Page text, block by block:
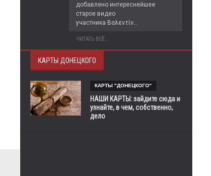
добавлено интереснейшее
старое видео
участника Βαλεντίν...
ЧИТАТЬ ВСЁ...
КАРТЫ ДОНЕЦКОГО
КАРТЫ "ДОНЕЦКОГО"
НАШИ КАРТЫ: зайдите сюда и
узнайте, в чем, собственно,
дело